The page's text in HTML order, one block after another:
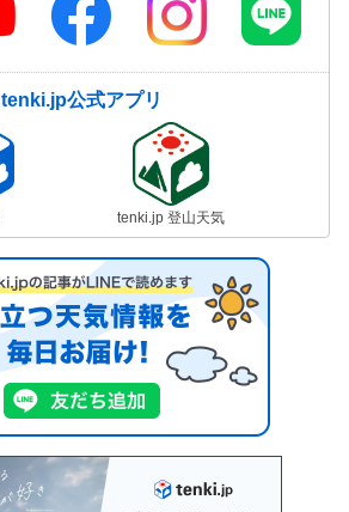
tenki.jp公式アプリ
tenki.jp 登山天気